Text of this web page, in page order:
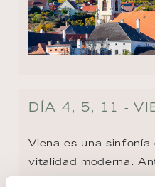
DÍA 4, 5, 11 -
Viena es una
vitalidad moderna.
imperios, hoy